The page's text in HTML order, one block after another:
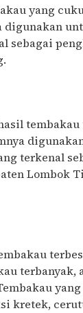
yang
sebagai
terkenal
Lombok
terbanyak,
kretek,